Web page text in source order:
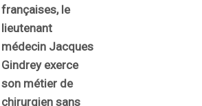
françaises, le
lieutenant
médecin Jacques
Gindrey exerce
son métier de
chirurgien sans